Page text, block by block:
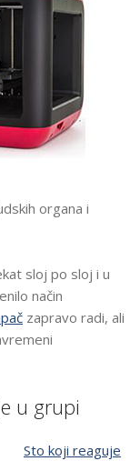
organa i
sloj po sloj i u
način
zapravo radi, ali
u grupi
Sto koji reaguje